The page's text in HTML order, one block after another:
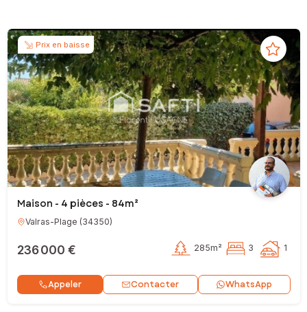
Prix en baisse
Maison - 4 pièces - 84m²
Valras-Plage (34350)
236 000 € 285m² 3 1
Appeler Contacter WhatsApp